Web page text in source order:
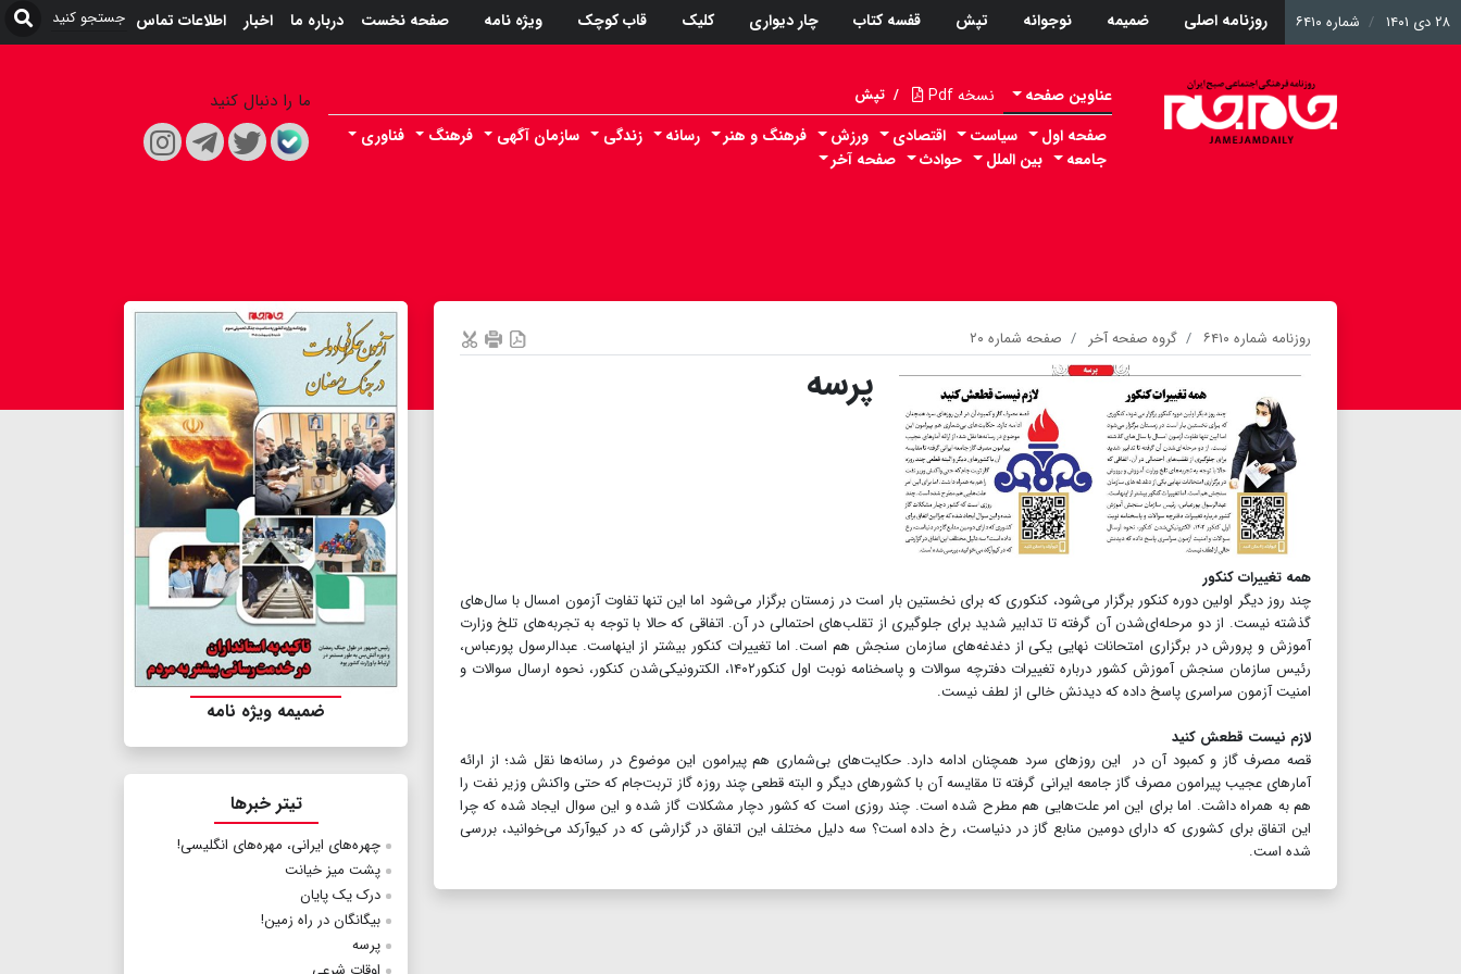
۲۸ دی ۱۴۰۱ شماره ۶۴۱۰ روزنامه اصلی ضمیمه نوجوانه تپش قفسه کتاب چار دیواری کلیک قاب کوچک ویژه نامه صفحه نخست درباره ما اخبار اطلاعات تماس
عناوین صفحه نسخه Pdf / تپش
صفحه اول سیاست اقتصادی ورزش فرهنگ و هنر رسانه زندگی سازمان آگهی فرهنگ
فناوری
جامعه
بین الملل حوادث صفحه آخر
ما را دنبال کنید
روزنامه شماره ۶۴۱۰ گروه صفحه آخر صفحه شماره ۲۰
پرسه
همه تغییرات کنکور
چند روز دیگر اولین دوره کنکور برگزار می‌شود، کنکوری که برای نخستین بار است در زمستان برگزار می‌شود اما این تنها تفاوت آزمون امسال با سال‌های
گذشته نیست. از دو مرحله‌ای‌شدن آن گرفته تا تدابیر شدید برای جلوگیری از تقلب‌های احتمالی در آن. اتفاقی که حالا با توجه به تجربه‌های تلخ وزارت
آموزش و پرورش در برگزاری امتحانات نهایی یکی از دغدغه‌های سازمان سنجش هم است. اما تغییرات کنکور بیشتر از اینهاست. عبدالرسول پورعباس،
رئیس سازمان سنجش آموزش کشور درباره تغییرات دفترچه سوالات و پاسخنامه نوبت اول کنکور۱۴۰۲، الکترونیکی‌شدن کنکور، نحوه ارسال سوالات و
امنیت آزمون سراسری پاسخ داده که دیدنش خالی از لطف نیست.
لازم نیست قطعش کنید
قصه مصرف گاز و کمبود آن در این روزهای سرد همچنان ادامه دارد. حکایت‌های بی‌شماری هم پیرامون این موضوع در رسانه‌ها نقل شد؛ از ارائه
آمارهای عجیب پیرامون مصرف گاز جامعه ایرانی گرفته تا مقایسه آن با کشورهای دیگر و البته قطعی چند روزه گاز تربت‌جام که حتی واکنش وزیر نفت را
هم به همراه داشت. اما برای این امر علت‌هایی هم مطرح شده است. چند روزی است که کشور دچار مشکلات گاز شده و این سوال ایجاد شده که چرا
این اتفاق برای کشوری که دارای دومین منابع گاز در دنیاست، رخ داده است؟ سه دلیل مختلف این اتفاق در گزارشی که در کیوآرکد می‌خوانید، بررسی
شده است.
ضمیمه ویژه نامه
تیتر خبرها
چهره‌های ایرانی، مهره‌های انگلیسی!
پشت میز خیانت
درک یک پایان
بیگانگان در راه زمین!
پرسه